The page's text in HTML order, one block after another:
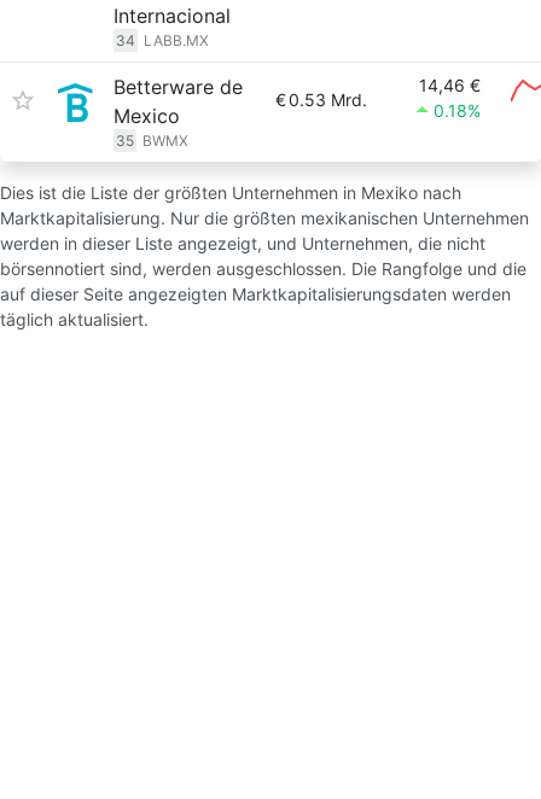
Internacional
34 LABB.MX
Betterware de
Mexico
35 BWMX
€0.53 Mrd.
14,46 €
0.18%
Dies ist die Liste der größten Unternehmen in Mexiko nach
Marktkapitalisierung. Nur die größten mexikanischen Unternehmen
werden in dieser Liste angezeigt, und Unternehmen, die nicht
börsennotiert sind, werden ausgeschlossen. Die Rangfolge und die
auf dieser Seite angezeigten Marktkapitalisierungsdaten werden
täglich aktualisiert.